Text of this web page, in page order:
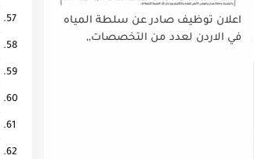
اعلان توظيف صادر عن سلطة المياه
في الاردن لعدد من التخصصات,,